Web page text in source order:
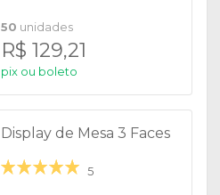
50 unidades
R$ 129,21
pix ou boleto
Display de Mesa 3 Faces
5